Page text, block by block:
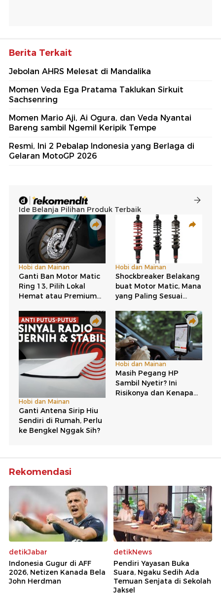
Berita Terkait
Jebolan AHRS Melesat di Mandalika
Momen Veda Ega Pratama Taklukan Sirkuit
Sachsenring
Momen Mario Aji, Ai Ogura, dan Veda Nyantai
Bareng sambil Ngemil Keripik Tempe
Resmi, Ini 2 Pebalap Indonesia yang Berlaga di
Gelaran MotoGP 2026
Rekomendasi
detikJabar
Indonesia Gugur di AFF
2026, Netizen Kanada Bela
John Herdman
detikNews
Pendiri Yayasan Buka
Suara, Ngaku Sedih Ada
Temuan Senjata di Sekolah
Jaksel